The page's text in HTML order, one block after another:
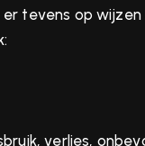
tevens op
verlies,